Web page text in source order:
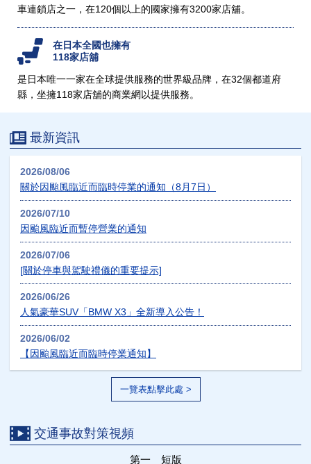
車連鎖店之一，在120個以上的國家擁有3200家店舖。
在日本全國也擁有
118家店舖
是日本唯一一家在全球提供服務的世界級品牌，在32個都道府
縣，坐擁118家店舖的商業網以提供服務。
最新資訊
2026/08/06
關於因颱風臨近而臨時停業的通知（8月7日）
2026/07/10
因颱風臨近而暫停營業的通知
2026/07/06
[關於停車與駕駛禮儀的重要提示]
2026/06/26
人氣豪華SUV「BMW X3」全新導入公告！
2026/06/02
【因颱風臨近而臨時停業通知】
一覽表點擊此處 >
交通事故對策視頻
第一 短版